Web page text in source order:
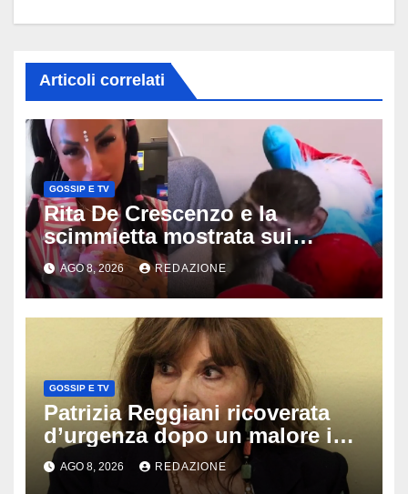
Articoli correlati
GOSSIP E TV
Rita De Crescenzo e la
scimmietta mostrata sui
social: scattano esposti, cosa
rischia l’influencer
AGO 8, 2026 REDAZIONE
GOSSIP E TV
Patrizia Reggiani ricoverata
d’urgenza dopo un malore in
vacanza: come sta oggi l’ex
Lady Gucci
AGO 8, 2026 REDAZIONE